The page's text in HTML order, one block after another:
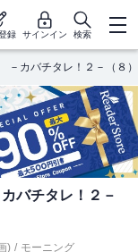
録 サインイン 検索
カバチタレ！２－（８）
バチタレ！２－
) / モーニング